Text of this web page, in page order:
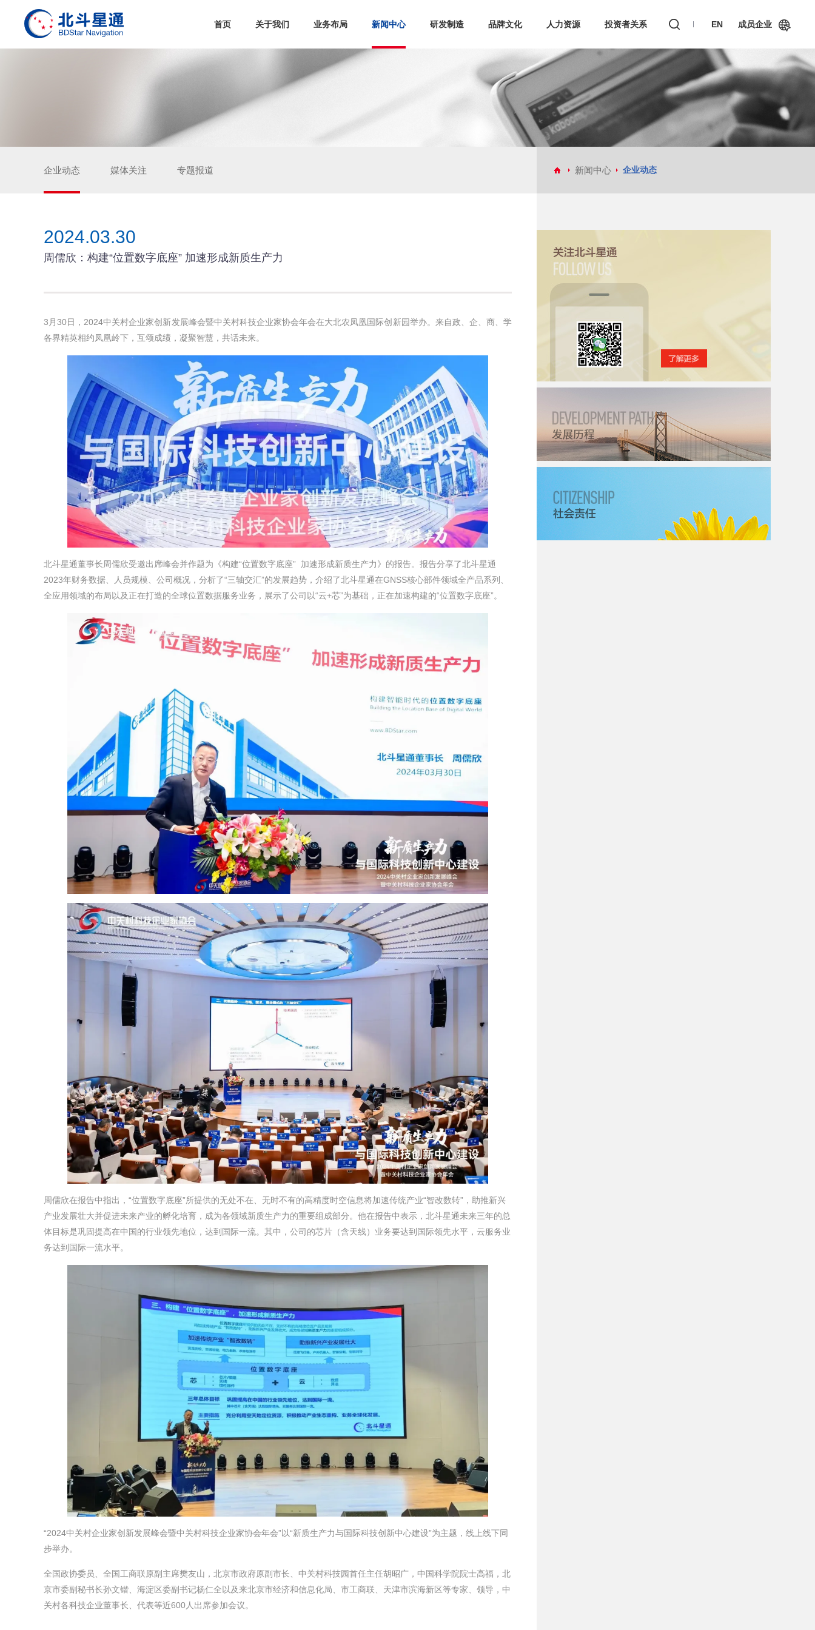
首页 关于我们 业务布局 新闻中心 研发制造 品牌文化 人力资源 投资者关系 EN 成员企业
和芯星通科技(北京）有限公司
嘉兴佳利电子有限公司
关注北斗星通
企业动态 媒体关注 专题报道 新闻中心 企业动态
2024.03.30
周儒欣：构建“位置数字底座” 加速形成新质生产力
3月30日，2024中关村企业家创新发展峰会暨中关村科技企业家协会年会在大北农凤凰国际创新园举办。来自政、企、商、学
各界精英相约凤凰岭下，互颂成绩，凝聚智慧，共话未来。
北斗星通董事长周儒欣受邀出席峰会并作题为《构建“位置数字底座” 加速形成新质生产力》的报告。报告分享了北斗星通
2023年财务数据、人员规模、公司概况，分析了“三轴交汇”的发展趋势，介绍了北斗星通在GNSS核心部件领域全产品系列、
全应用领域的布局以及正在打造的全球位置数据服务业务，展示了公司以“云+芯”为基础，正在加速构建的“位置数字底座”。
周儒欣在报告中指出，“位置数字底座”所提供的无处不在、无时不有的高精度时空信息将加速传统产业“智改数转”，助推新兴
产业发展壮大并促进未来产业的孵化培育，成为各领域新质生产力的重要组成部分。他在报告中表示，北斗星通未来三年的总
体目标是巩固提高在中国的行业领先地位，达到国际一流。其中，公司的芯片（含天线）业务要达到国际领先水平，云服务业
务达到国际一流水平。
“2024中关村企业家创新发展峰会暨中关村科技企业家协会年会”以“新质生产力与国际科技创新中心建设”为主题，线上线下同
步举办。
全国政协委员、全国工商联原副主席樊友山，北京市政府原副市长、中关村科技园首任主任胡昭广，中国科学院院士高福，北
京市委副秘书长孙文锴、海淀区委副书记杨仁全以及来北京市经济和信息化局、市工商联、天津市滨海新区等专家、领导，中
关村各科技企业董事长、代表等近600人出席参加会议。